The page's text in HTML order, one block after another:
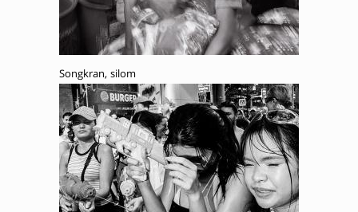
Songkran, silom